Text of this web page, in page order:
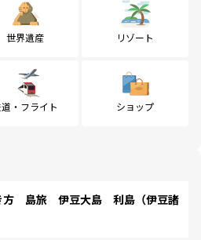
世界遺産 リゾート
・フライト ショップ
方 島旅 伊豆大島 利島（伊豆諸